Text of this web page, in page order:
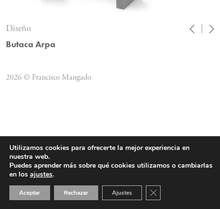
Diseño
Butaca Arpa
2026 © Francisco Mangado
Utilizamos cookies para ofrecerte la mejor experiencia en
nuestra web.
Puedes aprender más sobre qué cookies utilizamos o cambiarlas
en los ajustes.
Aceptar Rechazar Ajustes Cerrar el banner de